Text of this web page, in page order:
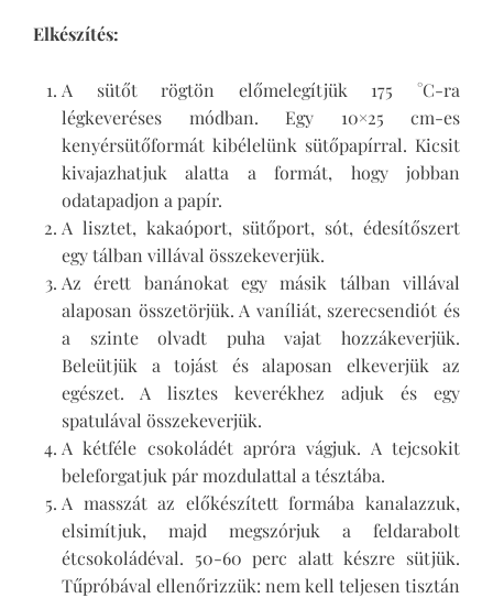
Elkészítés:
A sütőt rögtön előmelegítjük 175 °C-ra
légkeveréses módban. Egy 10×25 cm-es
kenyérsütőformát kibélelünk sütőpapírral. Kicsit
kivajazhatjuk alatta a formát, hogy jobban
odatapadjon a papír.
A lisztet, kakaóport, sütőport, sót, édesítőszert
egy tálban villával összekeverjük.
Az érett banánokat egy másik tálban villával
alaposan összetörjük. A vaníliát, szerecsendiót és
a szinte olvadt puha vajat hozzákeverjük.
Beleütjük a tojást és alaposan elkeverjük az
egészet. A lisztes keverékhez adjuk és egy
spatulával összekeverjük.
A kétféle csokoládét apróra vágjuk. A tejcsokit
beleforgatjuk pár mozdulattal a tésztába.
A masszát az előkészített formába kanalazzuk,
elsimítjuk, majd megszórjuk a feldarabolt
étcsokoládéval. 50-60 perc alatt készre sütjük.
Tűpróbával ellenőrizzük: nem kell teljesen tisztán